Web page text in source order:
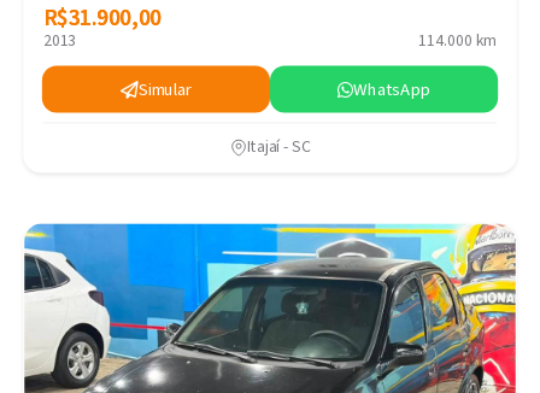
R$31.900,00
R$31.900,00
2013 114.000 km
Simular WhatsApp
Itajaí - SC